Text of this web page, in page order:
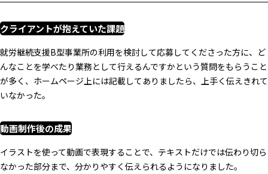
クライアントが抱えていた課題
就労継続支援B型事業所の利用を検討して応募してくださった方に、ど
んなことを学べたり業務として行えるんですかという質問をもらうこと
が多く、ホームページ上には記載してありましたら、上手く伝えきれて
いなかった。
動画制作後の成果
イラストを使って動画で表現することで、テキストだけでは伝わり切ら
なかった部分まで、分かりやすく伝えられるようになりました。